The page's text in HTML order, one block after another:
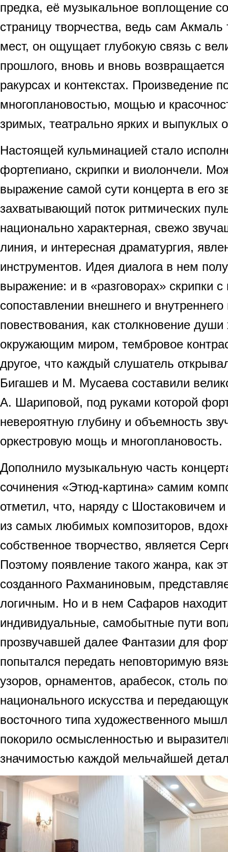
предка, её музыкальное воплощение
страницу творчества, ведь сам Акмаль
мест, он ощущает глубокую связь с
прошлого, вновь и вновь
ракурсах и контекстах. Произведение
многоплановостью, мощью и
зримых, театрально ярких и выпуклых
Настоящей кульминацией стало
фортепиано, скрипки и виолончели.
выражение самой сути концерта в его
захватывающий поток ритмических
национально характерная, свежо
линия, и интересная драматургия,
инструментов. Идея диалога в нем
выражение: и в «разговорах» скрипки
сопоставлении внешнего и
повествования, как столкновение души
окружающим миром, тембровое
другое, что каждый слушатель
Бигашев и М. Мусаева составили
А. Шариповой, под руками которой
невероятную глубину и объемность
оркестровую мощь и многоплановость.
Дополнило музыкальную часть
сочинения «Этюд-картина» самим
отметил, что, наряду с Шостаковичем
из самых любимых композиторов,
собственное творчество, является
Поэтому появление такого жанра, как
созданного Рахманиновым,
логичным. Но и в нем Сафаров находит
индивидуальные, самобытные пути
прозвучавшей далее Фантазии для
попытался передать неповторимую
узоров, орнаментов, арабесок, столь
национального искусства и
восточного типа художественного
покорило осмысленностью и
значимостью каждой мельчайшей